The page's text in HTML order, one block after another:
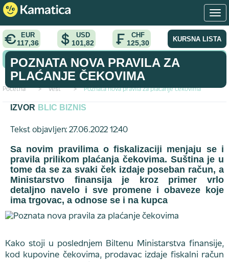
EUR
117,36
USD
101,82
CHF
125,30 KURSNA LISTA
KONVERTOR VALUTA
Početna > vest > Poznata nova pravila za plaćanje čekovima
POZNATA NOVA PRAVILA ZA
PLAĆANJE ČEKOVIMA
IZVOR BLIC BIZNIS
Tekst objavljen: 27.06.2022 12:40
Sa novim pravilima o fiskalizaciji menjaju se i
pravila prilikom plaćanja čekovima. Suština je u
tome da se za svaki ček izdaje poseban račun, a
Ministarstvo finansija je kroz primer vrlo
detaljno navelo i sve promene i obaveze koje
ima trgovac, a odnose se i na kupca
Kako stoji u poslednjem Biltenu Ministarstva finansije,
kod kupovine čekovima, prodavac izdaje fiskalni račun